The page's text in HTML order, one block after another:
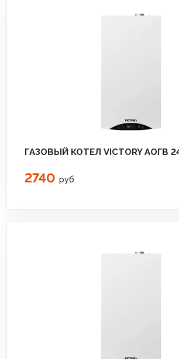
ГАЗОВЫЙ КОТЕЛ VICTORY АОГВ
2740 руб